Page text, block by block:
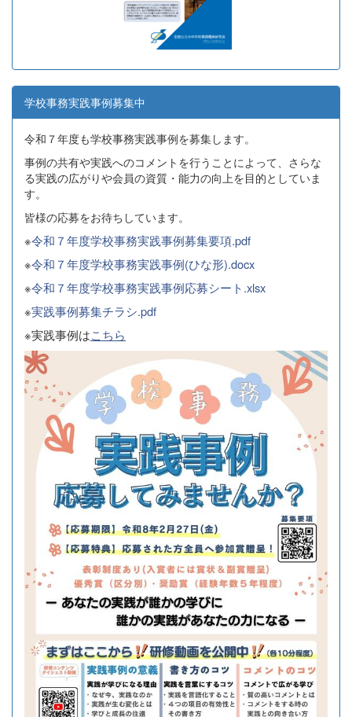
学校事務実践事例募集中
令和７年度も学校事務実践事例を募集します。
事例の共有や実践へのコメントを行うことによって、さらな
る実践の広がりや会員の資質・能力の向上を目的としていま
す。
皆様の応募をお待ちしています。
※令和７年度学校事務実践事例募集要項.pdf
※令和７年度学校事務実践事例(ひな形).docx
※令和７年度学校事務実践事例応募シート.xlsx
※実践事例募集チラシ.pdf
※実践事例はこちら